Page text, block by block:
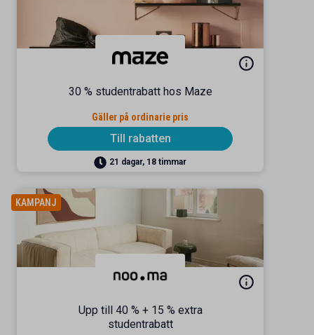
30 % studentrabatt hos Maze
Gäller på ordinarie pris
Till rabatten
21 dagar, 18 timmar
KAMPANJ
Upp till 40 % + 15 % extra
studentrabatt